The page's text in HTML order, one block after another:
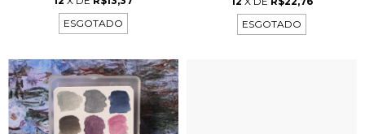
ESGOTADO
ESGOTADO